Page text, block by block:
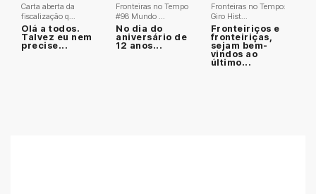
Carta aberta da
fiscalização q...
Olá a todos.
Talvez eu nem
precise...
Fronteiras no Tempo
#98 Mundo ...
No dia do
aniversário de
12 anos...
Fronteiras no Tempo:
Giro Hist...
Fronteiriços e
fronteiriças,
sejam bem-
vindos ao
último...